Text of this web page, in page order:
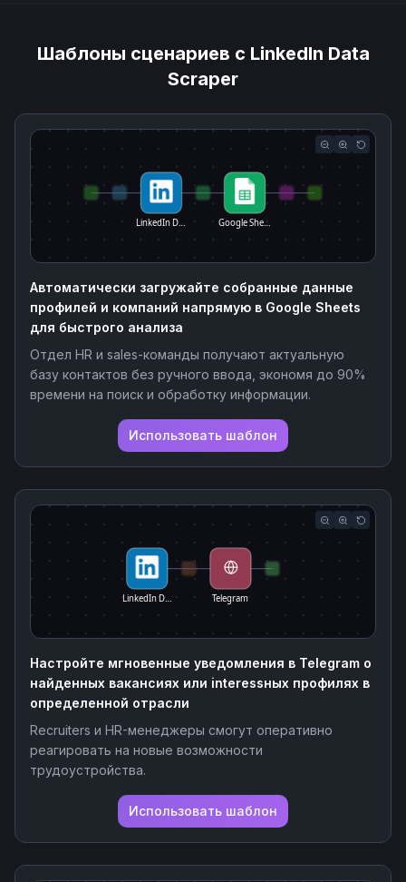
Шаблоны сценариев с LinkedIn Data
Scraper
LinkedIn D… Google She…
Автоматически загружайте собранные данные
профилей и компаний напрямую в Google Sheets
для быстрого анализа
Отдел HR и sales-команды получают актуальную
базу контактов без ручного ввода, экономя до 90%
времени на поиск и обработку информации.
Использовать шаблон
LinkedIn D… Telegram
Настройте мгновенные уведомления в Telegram о
найденных вакансиях или interessных профилях в
определенной отрасли
Recruiters и HR-менеджеры смогут оперативно
реагировать на новые возможности
трудоустройства.
Использовать шаблон